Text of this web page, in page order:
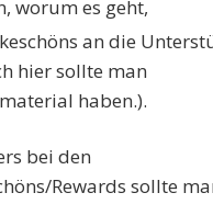
worum es geht,
an die
hier sollte man
haben.).
bei den
Rewards sollte